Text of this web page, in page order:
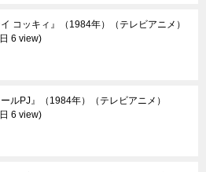
イ コッキィ』（1984年）（テレビアニメ）
6 view
ールPJ』（1984年）（テレビアニメ）
6 view